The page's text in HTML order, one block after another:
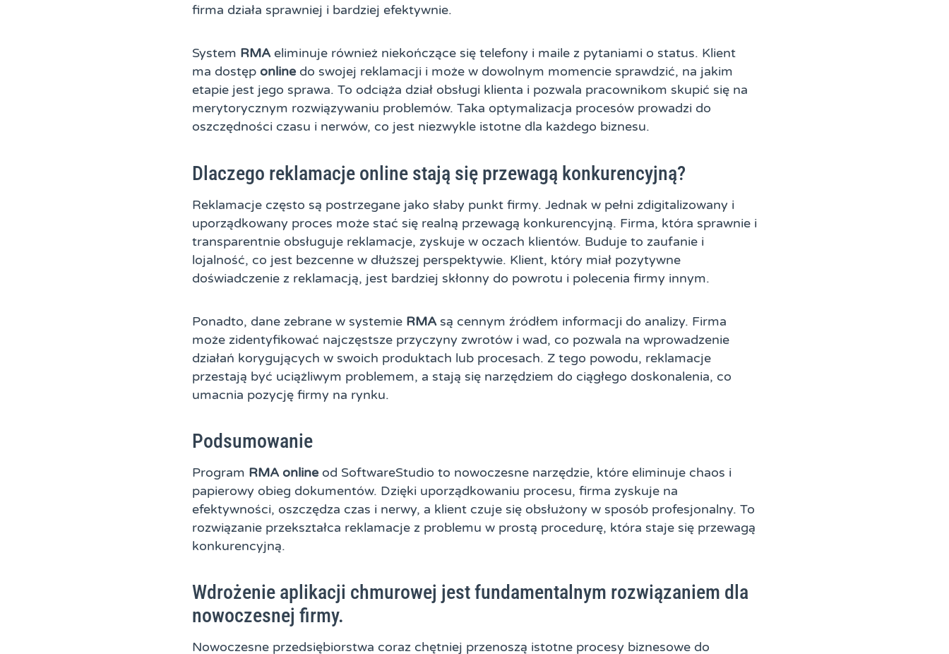
firma działa sprawniej i bardziej efektywnie.
System RMAeliminuje również niekończące się telefony i maile z pytaniami o status. Klient
ma dostęp online do swojej reklamacji i może w dowolnym momencie sprawdzić, na jakim
etapie jest jego sprawa. To odciąża dział obsługi klienta i pozwala pracownikom skupić się na
merytorycznym rozwiązywaniu problemów. Taka optymalizacja procesów prowadzi do
oszczędności czasu i nerwów, co jest niezwykle istotne dla każdego biznesu.
Dlaczego reklamacje online stają się przewagą konkurencyjną?
Reklamacje często są postrzegane jako słaby punkt firmy. Jednak w pełni zdigitalizowany i
uporządkowany proces może stać się realną przewagą konkurencyjną. Firma, która sprawnie i
transparentnie obsługuje reklamacje, zyskuje w oczach klientów. Buduje to zaufanie i
lojalność, co jest bezcenne w dłuższej perspektywie. Klient, który miał pozytywne
doświadczenie z reklamacją, jest bardziej skłonny do powrotu i polecenia firmy innym.
Ponadto, dane zebrane w systemie RMAsą cennym źródłem informacji do analizy. Firma
może zidentyfikować najczęstsze przyczyny zwrotów i wad, co pozwala na wprowadzenie
działań korygujących w swoich produktach lub procesach. Z tego powodu, reklamacje
przestają być uciążliwym problemem, a stają się narzędziem do ciągłego doskonalenia, co
umacnia pozycję firmy na rynku.
Podsumowanie
Program RMA online od SoftwareStudio to nowoczesne narzędzie, które eliminuje chaos i
papierowy obieg dokumentów. Dzięki uporządkowaniu procesu, firma zyskuje na
efektywności, oszczędza czas i nerwy, a klient czuje się obsłużony w sposób profesjonalny. To
rozwiązanie przekształca reklamacje z problemu w prostą procedurę, która staje się przewagą
konkurencyjną.
Wdrożenie aplikacji chmurowej jest fundamentalnym rozwiązaniem dla
nowoczesnej firmy.
Nowoczesne przedsiębiorstwa coraz chętniej przenoszą istotne procesy biznesowe do